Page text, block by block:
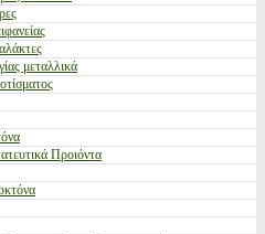
μεταλλικά
Προιόντα